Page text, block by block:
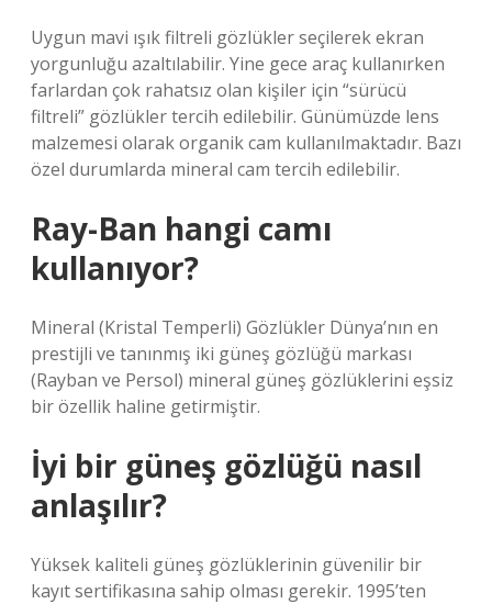
Uygun mavi ışık filtreli gözlükler seçilerek ekran
yorgunluğu azaltılabilir. Yine gece araç kullanırken
farlardan çok rahatsız olan kişiler için “sürücü
filtreli” gözlükler tercih edilebilir. Günümüzde lens
malzemesi olarak organik cam kullanılmaktadır. Bazı
özel durumlarda mineral cam tercih edilebilir.
Ray-Ban hangi camı
kullanıyor?
Mineral (Kristal Temperli) Gözlükler Dünya’nın en
prestijli ve tanınmış iki güneş gözlüğü markası
(Rayban ve Persol) mineral güneş gözlüklerini eşsiz
bir özellik haline getirmiştir.
İyi bir güneş gözlüğü nasıl
anlaşılır?
Yüksek kaliteli güneş gözlüklerinin güvenilir bir
kayıt sertifikasına sahip olması gerekir. 1995’ten